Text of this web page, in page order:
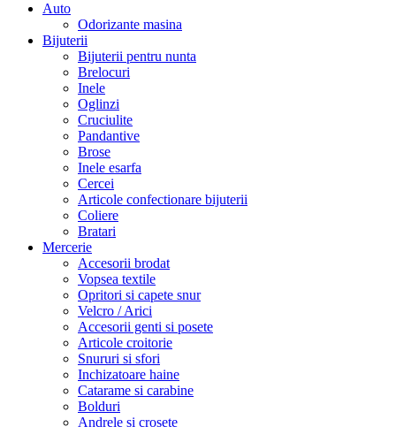
Auto
Odorizante masina
Bijuterii
Bijuterii pentru nunta
Brelocuri
Inele
Oglinzi
Cruciulite
Pandantive
Brose
Inele esarfa
Cercei
Articole confectionare bijuterii
Coliere
Bratari
Mercerie
Accesorii brodat
Vopsea textile
Opritori si capete snur
Velcro / Arici
Accesorii genti si posete
Articole croitorie
Snururi si sfori
Inchizatoare haine
Catarame si carabine
Bolduri
Andrele si crosete